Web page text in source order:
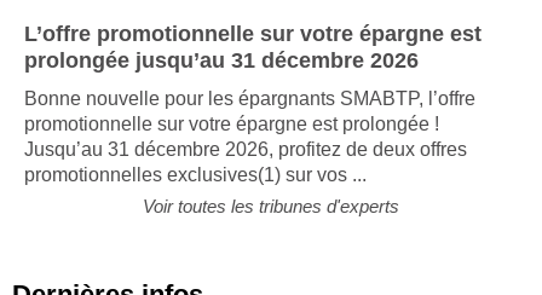
L’offre promotionnelle sur votre épargne est
prolongée jusqu’au 31 décembre 2026
Bonne nouvelle pour les épargnants SMABTP, l’offre
promotionnelle sur votre épargne est prolongée !
Jusqu’au 31 décembre 2026, profitez de deux offres